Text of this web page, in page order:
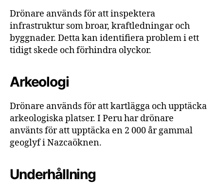
Drönare används för att inspektera
infrastruktur som broar, kraftledningar och
byggnader. Detta kan identifiera problem i ett
tidigt skede och förhindra olyckor.
Arkeologi
Drönare används för att kartlägga och upptäcka
arkeologiska platser. I Peru har drönare
använts för att upptäcka en 2 000 år gammal
geoglyf i Nazcaöknen.
Underhållning